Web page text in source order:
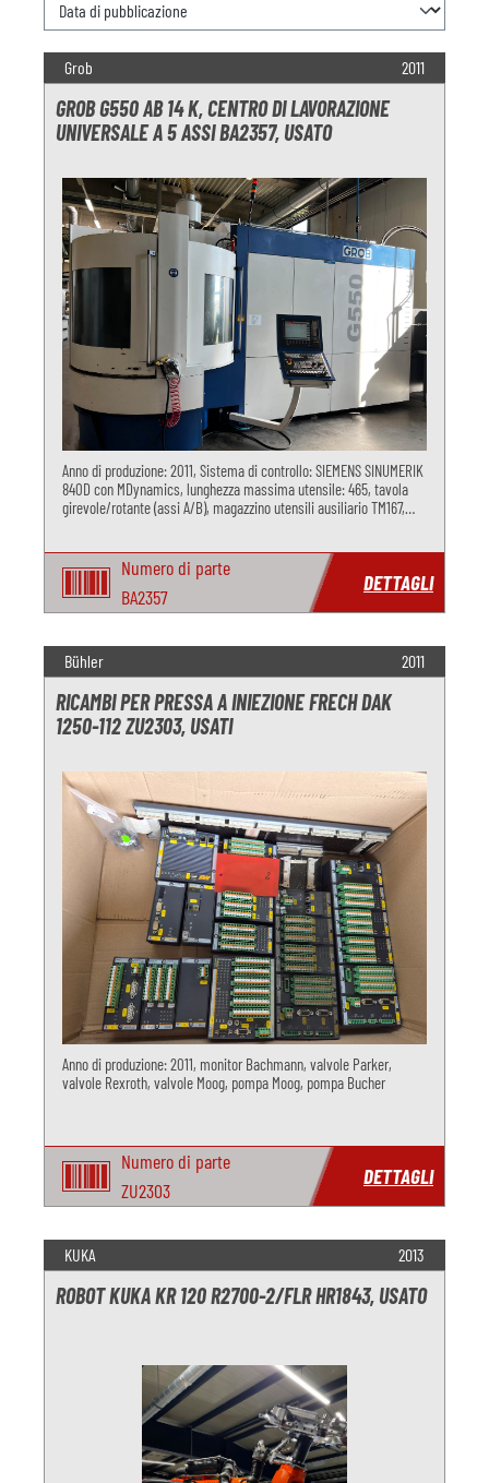
Grob 2011
GROB G550 AB 14 K, CENTRO DI LAVORAZIONE
UNIVERSALE A 5 ASSI BA2357, USATO
Anno di produzione: 2011, Sistema di controllo: SIEMENS SINUMERIK
840D con MDynamics, lunghezza massima utensile: 465, tavola
girevole/rotante (assi A/B), magazzino utensili ausiliario TM167,
Numero di parte
BA2357
DETTAGLI
Bühler 2011
RICAMBI PER PRESSA A INIEZIONE FRECH DAK
1250-112 ZU2303, USATI
Anno di produzione: 2011, monitor Bachmann, valvole Parker,
valvole Rexroth, valvole Moog, pompa Moog, pompa Bucher
Numero di parte
ZU2303
DETTAGLI
KUKA 2013
ROBOT KUKA KR 120 R2700-2/FLR HR1843, USATO